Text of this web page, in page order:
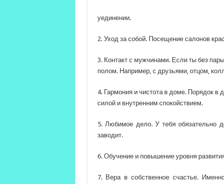
уединении.
2. Уход за собой. Посещение салонов
3. Контакт с мужчинами. Если ты без
полом. Например, с друзьями, отцом,
4. Гармония и чистота в доме. Порядок в
силой и внутренним спокойствием.
5. Любимое дело. У тебя обязательно
заводит.
6. Обучение и повышение уровня
7. Вера в собственное счастье.